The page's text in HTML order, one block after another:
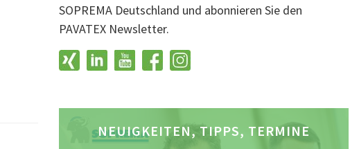
SOPREMA Deutschland und abonnieren Sie den
PAVATEX Newsletter.
NEUIGKEITEN, TIPPS, TERMINE